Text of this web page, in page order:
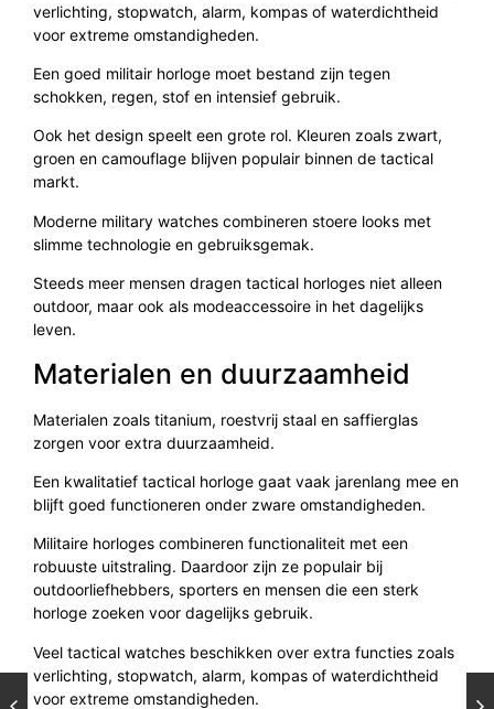
verlichting, stopwatch, alarm, kompas of waterdichtheid
voor extreme omstandigheden.
Een goed militair horloge moet bestand zijn tegen
schokken, regen, stof en intensief gebruik.
Ook het design speelt een grote rol. Kleuren zoals zwart,
groen en camouflage blijven populair binnen de tactical
markt.
Moderne military watches combineren stoere looks met
slimme technologie en gebruiksgemak.
Steeds meer mensen dragen tactical horloges niet alleen
outdoor, maar ook als modeaccessoire in het dagelijks
leven.
Materialen en duurzaamheid
Materialen zoals titanium, roestvrij staal en saffierglas
zorgen voor extra duurzaamheid.
Een kwalitatief tactical horloge gaat vaak jarenlang mee en
blijft goed functioneren onder zware omstandigheden.
Militaire horloges combineren functionaliteit met een
robuuste uitstraling. Daardoor zijn ze populair bij
outdoorliefhebbers, sporters en mensen die een sterk
horloge zoeken voor dagelijks gebruik.
Veel tactical watches beschikken over extra functies zoals
verlichting, stopwatch, alarm, kompas of waterdichtheid
voor extreme omstandigheden.